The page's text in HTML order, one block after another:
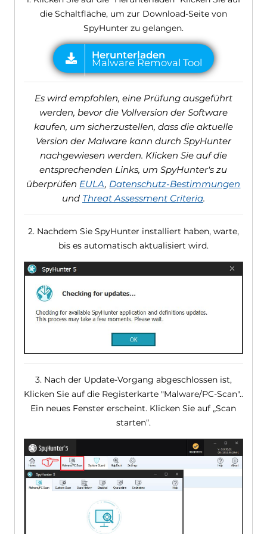
die Schaltfläche, um zur Download-Seite von
SpyHunter zu gelangen.
Es wird empfohlen, eine Prüfung ausgeführt
werden, bevor die Vollversion der Software
kaufen, um sicherzustellen, dass die aktuelle
Version der Malware kann durch SpyHunter
nachgewiesen werden. Klicken Sie auf die
entsprechenden Links, um SpyHunter's zu
überprüfen EULA, Datenschutz-Bestimmungen
und Threat Assessment Criteria.
2. Nachdem Sie SpyHunter installiert haben, warte,
bis es automatisch aktualisiert wird.
3. Nach der Update-Vorgang abgeschlossen ist,
Klicken Sie auf die Registerkarte "Malware/PC-Scan"..
Ein neues Fenster erscheint. Klicken Sie auf „Scan
starten“.